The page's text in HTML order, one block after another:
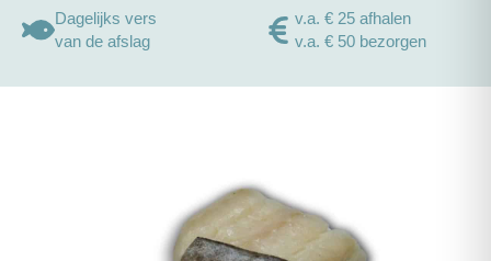
Dagelijks vers
van de afslag
v.a. € 25 afhalen
v.a. € 50 bezorgen